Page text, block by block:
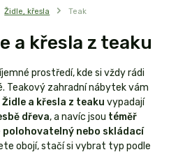
Židle, křesla Teak
a křesla z teaku
prostředí, kde si vždy rádi
Teakový zahradní nábytek vám
Židle a křesla z teaku vypadají
dřeva, a navíc jsou téměř
polohovatelný nebo skládací
obojí, stačí si vybrat typ podle